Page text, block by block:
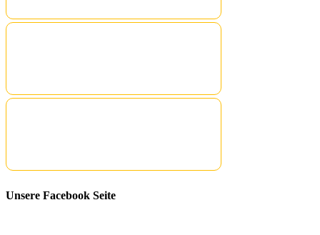
Unsere Facebook Seite